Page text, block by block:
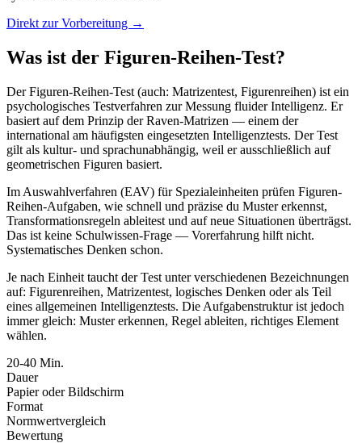
Direkt zur Vorbereitung →
Was ist der Figuren-Reihen-Test?
Der Figuren-Reihen-Test (auch: Matrizentest, Figurenreihen) ist ein
psychologisches Testverfahren zur Messung fluider Intelligenz. Er
basiert auf dem Prinzip der Raven-Matrizen — einem der
international am häufigsten eingesetzten Intelligenztests. Der Test
gilt als kultur- und sprachunabhängig, weil er ausschließlich auf
geometrischen Figuren basiert.
Im Auswahlverfahren (EAV) für Spezialeinheiten prüfen Figuren-
Reihen-Aufgaben, wie schnell und präzise du Muster erkennst,
Transformationsregeln ableitest und auf neue Situationen überträgst.
Das ist keine Schulwissen-Frage — Vorerfahrung hilft nicht.
Systematisches Denken schon.
Je nach Einheit taucht der Test unter verschiedenen Bezeichnungen
auf: Figurenreihen, Matrizentest, logisches Denken oder als Teil
eines allgemeinen Intelligenztests. Die Aufgabenstruktur ist jedoch
immer gleich: Muster erkennen, Regel ableiten, richtiges Element
wählen.
20-40 Min.
Dauer
Papier oder Bildschirm
Format
Normwertvergleich
Bewertung